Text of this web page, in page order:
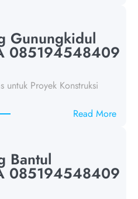
a
B
n
Gunungkidul
085194548409
untuk Proyek Konstruksi
Read More:
a
Bantul
085194548409